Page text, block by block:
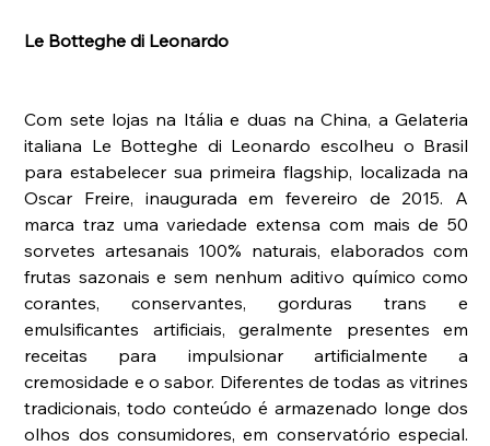
Le Botteghe di Leonardo
Com sete lojas na Itália e duas na China, a Gelateria
italiana Le Botteghe di Leonardo escolheu o Brasil
para estabelecer sua primeira flagship, localizada na
Oscar Freire, inaugurada em fevereiro de 2015. A
marca traz uma variedade extensa com mais de 50
sorvetes artesanais 100% naturais, elaborados com
frutas sazonais e sem nenhum aditivo químico como
corantes, conservantes, gorduras trans e
emulsificantes artificiais, geralmente presentes em
receitas para impulsionar artificialmente a
cremosidade e o sabor. Diferentes de todas as vitrines
tradicionais, todo conteúdo é armazenado longe dos
olhos dos consumidores, em conservatório especial.